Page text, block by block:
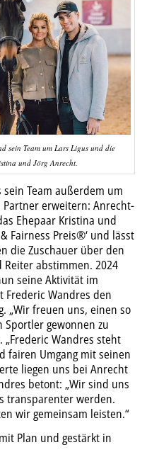
sein Team um Lars Ligus und die
und Jörg Anrecht.
Team außerdem um
erweitern: Anrecht-
Ehepaar Kristina und
Fairness Preis®‘ und lässt
die Zuschauer über den
Reiter abstimmen. 2024
seine Aktivität im
Wandres den
„Wir freuen uns, einen so
gewonnen zu
„Frederic Wandres steht
fairen Umgang mit seinen
liegen uns bei Anrecht
betont: „Wir sind uns
transparenter werden.
wir gemeinsam leisten.“
Plan und gestärkt in